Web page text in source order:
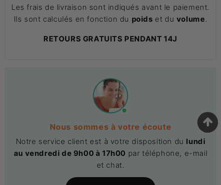
Les frais de livraison sont indiqués avant le paiement.
Ils sont calculés en fonction du poids et du volume.
RETOURS GRATUITS PENDANT 14J
Nous sommes à votre écoute
Notre service client est à votre disposition du lundi
au vendredi de 9h00 à 17h00 par téléphone, e-mail
et chat.